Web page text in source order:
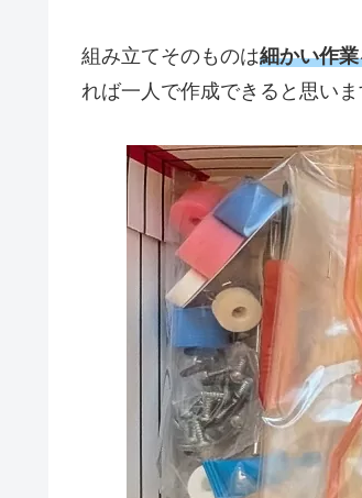
組み立てそのものは細かい作
れば一人で作成できると思いま